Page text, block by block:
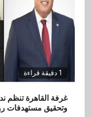
1 دقيقة قراءة
غرفة القاهرة تنظم
وتحقيق مستهدفات رؤية